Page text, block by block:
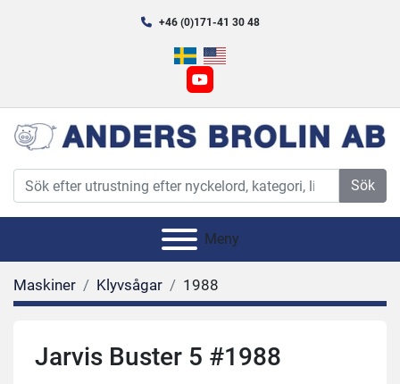
+46 (0)171-41 30 48
youtube
Sök
Meny
Maskiner Klyvsågar 1988
Jarvis Buster 5 #1988